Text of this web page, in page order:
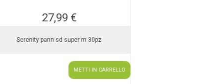
27,99 €
Serenity pann sd super m 30pz
METTI IN CARRELLO